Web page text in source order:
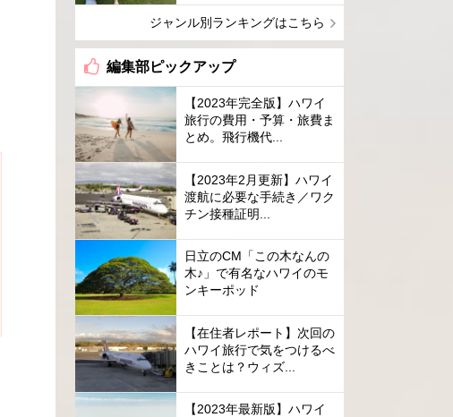
ジャンル別ランキングはこちら
編集部ピックアップ
【2023年完全版】ハワイ
旅行の費用・予算・旅費ま
とめ。飛行機代...
【2023年2月更新】ハワイ
渡航に必要な手続き／ワク
チン接種証明...
日立のCM「この木なんの
木♪」で有名なハワイのモ
ンキーポッド
【在住者レポート】次回の
ハワイ旅行で気をつけるべ
きことは？ウィズ...
【2023年最新版】ハワイ